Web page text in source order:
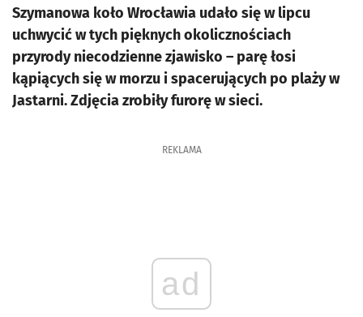
Szymanowa koło Wrocławia udało się w lipcu
uchwycić w tych pięknych okolicznościach
przyrody niecodzienne zjawisko – parę łosi
kąpiących się w morzu i spacerujących po plaży w
Jastarni. Zdjęcia zrobiły furorę w sieci.
REKLAMA
ad